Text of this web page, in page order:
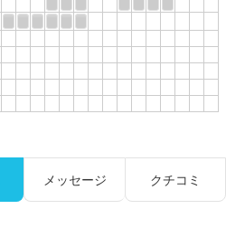
メッセージ クチコミ